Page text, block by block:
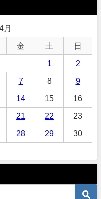
月
金 土 日
1 2
7 8 9
14 15 16
21 22 23
28 29
30